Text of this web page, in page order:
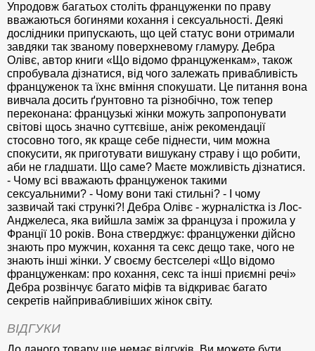
Упродовж багатьох століть француженки по праву
вважаються богинями кохання і сексуальності. Деякі
дослідники припускають, що цей статус вони отримали
завдяки так званому поверхневому гламуру. Дебра
Олівє, автор книги «Що відомо француженкам», також
спробувала дізнатися, від чого залежать привабливість
француженок та їхнє вміння спокушати. Це питання вона
вивчала досить ґрунтовно та різнобічно, тож тепер
переконана: французькі жінки можуть запропонувати
світові щось значно суттєвіше, аніж рекомендації
стосовно того, як краще себе піднести, чим можна
спокусити, як приготувати вишукану страву і що робити,
аби не гладшати. Що саме? Маєте можливість дізнатися.
- Чому всі вважають француженок такими
сексуальними? - Чому вони такі стильні? - І чому
зазвичай такі стрункі?! Дебра Олівє - журналістка із Лос-
Анджелеса, яка вийшла заміж за француза і прожила у
Франції 10 років. Вона стверджує: француженки дійсно
знають про мужчин, кохання та секс дещо таке, чого не
знають інші жінки. У своєму бестселері «Що відомо
француженкам: про кохання, секс та інші приємні речі»
Дебра розвінчує багато міфів та відкриває багато
секретів найпривабливіших жінок світу.
ВІДГУКИ